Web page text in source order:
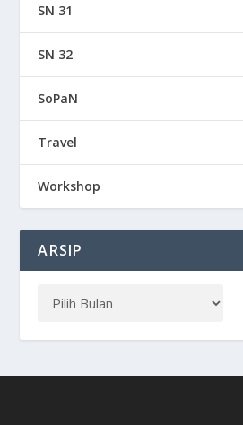
SN 31
SN 32
SoPaN
Travel
Workshop
ARSIP